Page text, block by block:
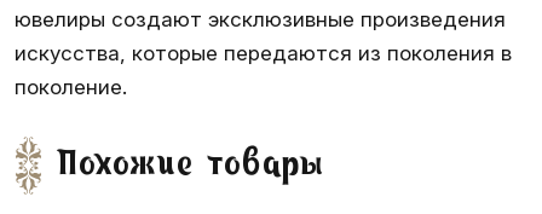
ювелиры создают эксклюзивные произведения
искусства, которые передаются из поколения в
поколение.
Похожие товары